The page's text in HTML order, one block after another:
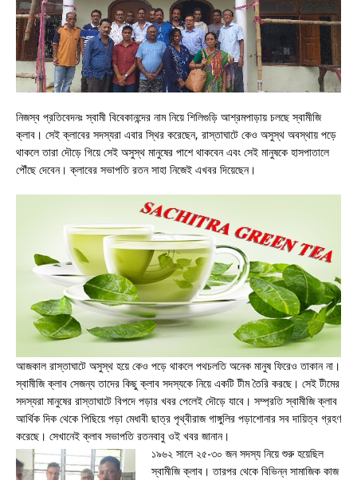
নিজস্ব প্রতিবেদনঃ স্বামী বিবেকানন্দের নাম নিয়ে শিলিগুড়ি আশ্রমপাড়ায় চলছে স্বামীজি
ক্লাব। সেই ক্লাবের সদস্যরা এবার স্থির করেছেন, রাস্তাঘাটে কেও অসুস্থ অবস্থায় পড়ে
থাকলে তারা দৌড়ে গিয়ে সেই অসুস্থ মানুষের পাশে থাকবেন এবং সেই মানুষকে হাসপাতালে
পৌঁছে দেবেন। ক্লাবের সভাপতি রতন সাহা নিজেই এখবর দিয়েছেন।
আজকাল রাস্তাঘাটে অসুস্থ হয়ে কেও পড়ে থাকলে পথচলতি অনেক মানুষ ফিরেও তাকান না।
স্বামীজি ক্লাব সেজন্য তাদের কিছু ক্লাব সদস্যকে নিয়ে একটি টীম তৈরি করছে। সেই টীমের
সদস্যরা মানুষের রাস্তাঘাটে বিপদে পড়ার খবর পেলেই দৌড়ে যাবে। সম্প্রতি স্বামীজি ক্লাব
আর্থিক দিক থেকে পিছিয়ে পড়া মেধাবী ছাত্র পৃথ্বীরাজ গাঙ্গুলির পড়াশোনার সব দায়িত্ব গ্রহণ
করেছে। সেখানেই ক্লাব সভাপতি রতনবাবু ওই খবর জানান।
১৯৬২ সালে ২৫-৩০ জন সদস্য নিয়ে শুরু হয়েছিল
স্বামীজি ক্লাব। তারপর থেকে বিভিন্ন সামাজিক কাজ